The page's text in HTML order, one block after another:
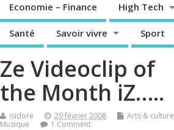
Economie – Finance High Tech
Santé Savoir vivre Sport
Ze Videoclip of
the Month iZ…..
isidore 29 février 2008 Arts & culture
Musique
1 Comment